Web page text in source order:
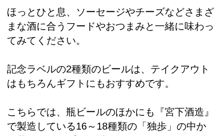
ほっとひと息、ソーセージやチーズなどさまざ
まな酒に合うフードやおつまみと一緒に味わっ
てみてください。
記念ラベルの2種類のビールは、テイクアウト
はもちろんギフトにもおすすめです。
こちらでは、瓶ビールのほかにも『宮下酒造』
で製造している16～18種類の「独歩」の中か